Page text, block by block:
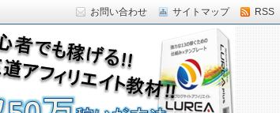
お問い合わせ サイトマップ RSS
！
をレビューしていきます。LUREAplus実践中の私